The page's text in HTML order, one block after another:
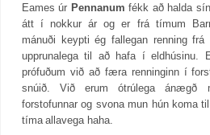
Eames úr Pennanum fékk að halda
átt í nokkur ár og er frá tímum
mánuði keypti ég fallegan renning frá
upprunalega til að hafa í eldhúsinu.
prófuðum við að færa renninginn í
snúið. Við erum ótrúlega ánægð
forstofunnar og svona mun hún koma
tíma allavega haha.